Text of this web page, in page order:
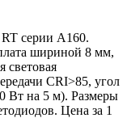
серии A160.
шириной 8 мм,
CRI>85, угол
Вт на 5 м). Размеры
Цена за 1